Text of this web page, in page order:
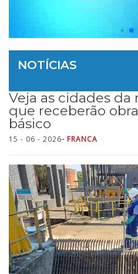
NOTÍCIAS
Veja as cidades da
que receberão
básico
15 - 06 - 2026- FRANCA